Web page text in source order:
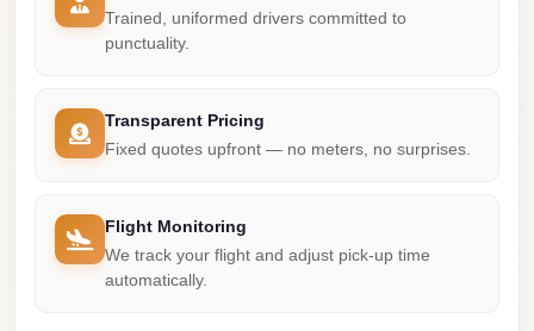
Trained, uniformed drivers committed to
punctuality.
Transparent Pricing
Fixed quotes upfront — no meters, no surprises.
Flight Monitoring
We track your flight and adjust pick-up time
automatically.
Limousine
Mansoura
Service
Mansoura